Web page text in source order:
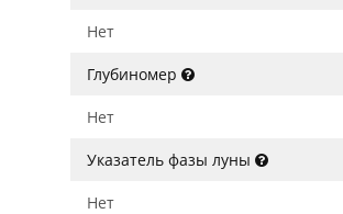
Нет
Глубиномер
Нет
Указатель фазы луны
Нет